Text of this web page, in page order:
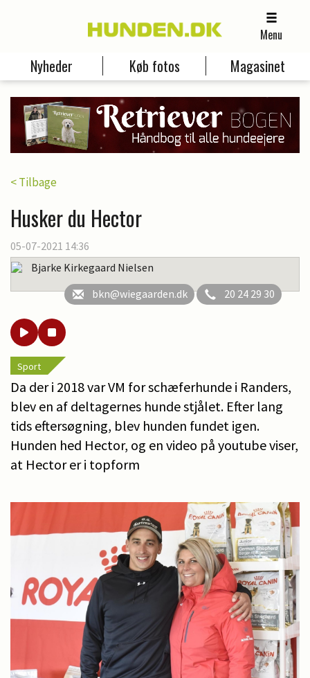
Menu
Nyheder Køb fotos Magasinet
< Tilbage
Husker du Hector
05-07-2021 14:36
Bjarke Kirkegaard Nielsen
bkn@wiegaarden.dk
20 24 29 30
Sport
Da der i 2018 var VM for schæferhunde i Randers,
blev en af deltagernes hunde stjålet. Efter lang
tids eftersøgning, blev hunden fundet igen.
Hunden hed Hector, og en video på youtube viser,
at Hector er i topform